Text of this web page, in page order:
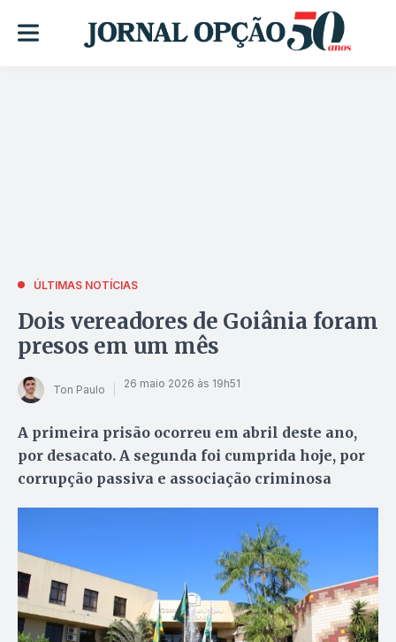
ÚLTIMAS NOTÍCIAS
Dois vereadores de Goiânia foram
presos em um mês
Ton Paulo 26 maio 2026 às 19h51
A primeira prisão ocorreu em abril deste ano,
por desacato. A segunda foi cumprida hoje, por
corrupção passiva e associação criminosa